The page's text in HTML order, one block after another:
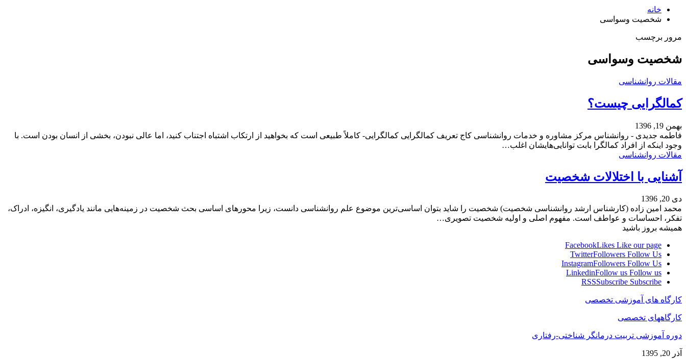
خانه
شخصیت وسواسی
مرور برچسب
شخصیت وسواسی
مقالات روانشناسی
کمالگرایی چیست؟
بهمن 19, 1396
فاطمه جدیدی - روانشناس مرکز مشاوره و خدمات روانشناسی کاج تعریف کمالگرایی کمالگرایی- کاملاً طبیعی است که بخواهید از ارتکاب اشتباه اجتناب کنید، اما عالی نبودن، بخشی از انسان بودن است. با
وجود اینکه از افراد کمالگرا بابت توانایی‌هایشان اغلب…
مقالات روانشناسی
آشنایی با اختلالات شخصیت
دی 20, 1396
محمد امین زاده (کارشناس ارشد روانشناسی شخصیت) شخصیت را شاید بتوان اساسی‌ترین موضوع علم روانشناسی دانست، زیرا محورهای اساسی بحث شخصیت در زمینه‌هایی مانند یادگیری، انگیزه، ادراک،
تفکر، احساسات و عواطف است. مفهوم اصلی و اولیه شخصیت تصویری…
همیشه بروز باشید
FacebookLikes Like our page
TwitterFollowers Follow Us
InstagramFollowers Follow Us
LinkedinFollow us Follow us
RSSSubscribe Subscribe
کارگاه های آموزشی تخصصی
کارگاههای تخصصی
دوره آموزشی تربیت درمانگر شناختی-رفتاری
آذر 20, 1395